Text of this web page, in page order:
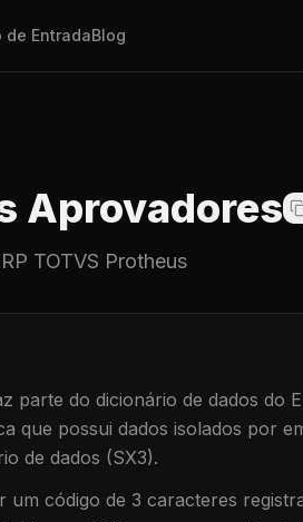
de EntradaBlog
Aprovadores
TOTVS Protheus
parte do dicionário de dados do
que possui dados isolados por
de dados (SX3).
um código de 3 caracteres